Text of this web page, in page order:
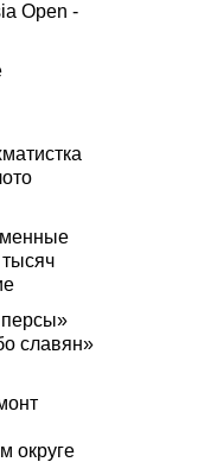
Open -
персы»
славян»
округе